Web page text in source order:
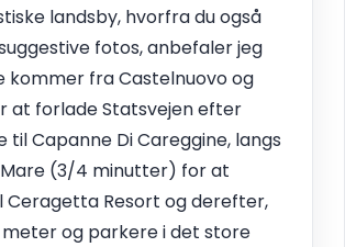
landsby, hvorfra du også
fotos, anbefaler jeg
kommer fra Castelnuovo og
at forlade Statsvejen efter
til Capanne Di Careggine, langs
(3/4 minutter) for at
Ceragetta Resort og derefter,
og parkere i det store